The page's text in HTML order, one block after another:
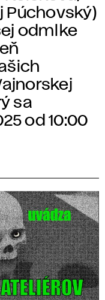
Púchovský)
odmlke
sa
od 10:00